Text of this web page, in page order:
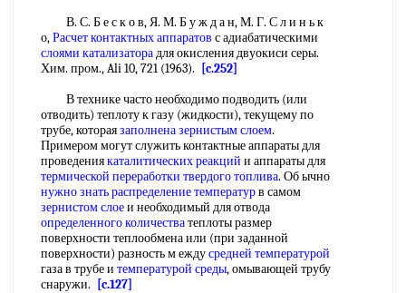
В. С. Б е с к о в, Я. М. Б у ж д а н, М. Г. С л и н ь к
о,Расчет контактных аппаратов с адиабатическими
слоями катализаторадля окисления двуокиси серы.
Хим. пром., Ali 10, 721 (1963).
[c.252]
В технике часто необходимо подводить (или
отводить) теплоту к газу (жидкости), текущему по
трубе, котораязаполненазернистым слоем.
Примером могут служить контактные аппараты для
проведениякаталитических реакций и аппараты для
термической переработки твердого топлива. Об ычно
нужно знатьраспределение температурв самом
зернистом слоеи необходимый для отвода
определенного количестватеплоты размер
поверхности теплообмена или (при заданной
поверхности) разность м еждусредней температурой
газа в трубе и температурой среды, омывающей трубу
снаружи.
[c.127]